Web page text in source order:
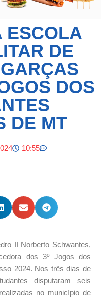
ESCOLA
DE
DOS
DE MT
10:55
II Norberto Schwantes,
dos 3º Jogos dos
2024. Nos três dias de
disputaram seis
no município de